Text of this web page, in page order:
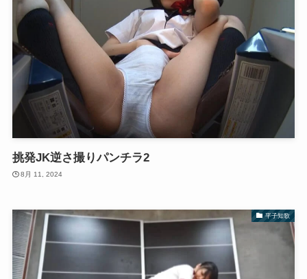
挑発JK逆さ撮りパンチラ2
8月 11, 2024
平子知歌